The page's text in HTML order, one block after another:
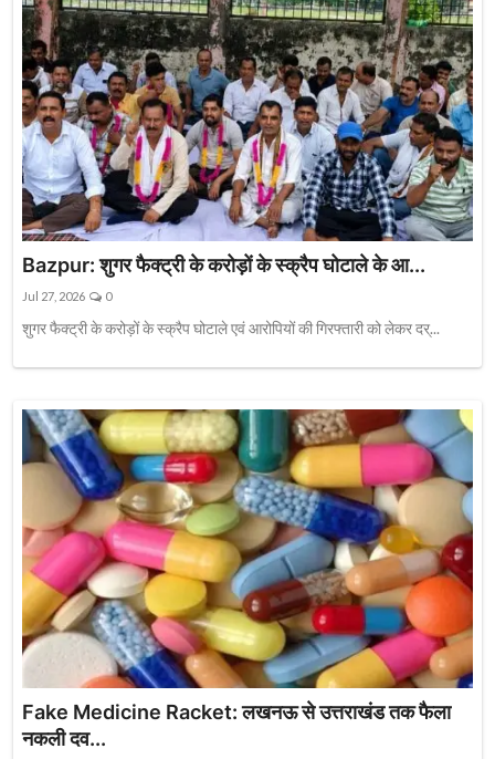
Bazpur: शुगर फैक्ट्री के करोड़ों के स्क्रैप घोटाले के आ...
Jul 27, 2026 0
शुगर फैक्ट्री के करोड़ों के स्क्रैप घोटाले एवं आरोपियों की गिरफ्तारी को लेकर दर्...
Fake Medicine Racket: लखनऊ से उत्तराखंड तक फैला
नकली दव...